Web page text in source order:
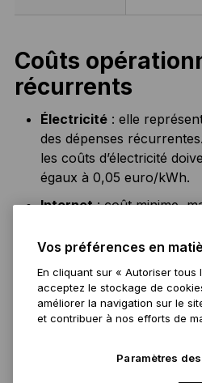
Coûts
récurrents
Électricité: elle
des dépenses
les coûts d’électricité
égaux à 0,05 euro/kWh.
Internet: coût minime,
Maintenance: coûts
chaleur, remplacer des
l’entretien général.
Frais de pool: petite
pool de minage.
Vos préférences en
En cliquant sur « Autoriser tous
acceptez le stockage de
améliorer la navigation sur le
et contribuer à nos efforts de
Paramètres